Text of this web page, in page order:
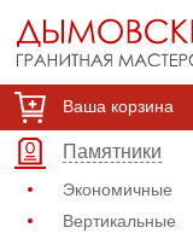
Ваша корзина
Памятники
Экономичные
Вертикальные